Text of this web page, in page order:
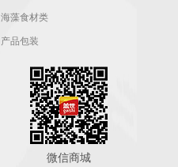
海藻食材类
产品包装
微信商城